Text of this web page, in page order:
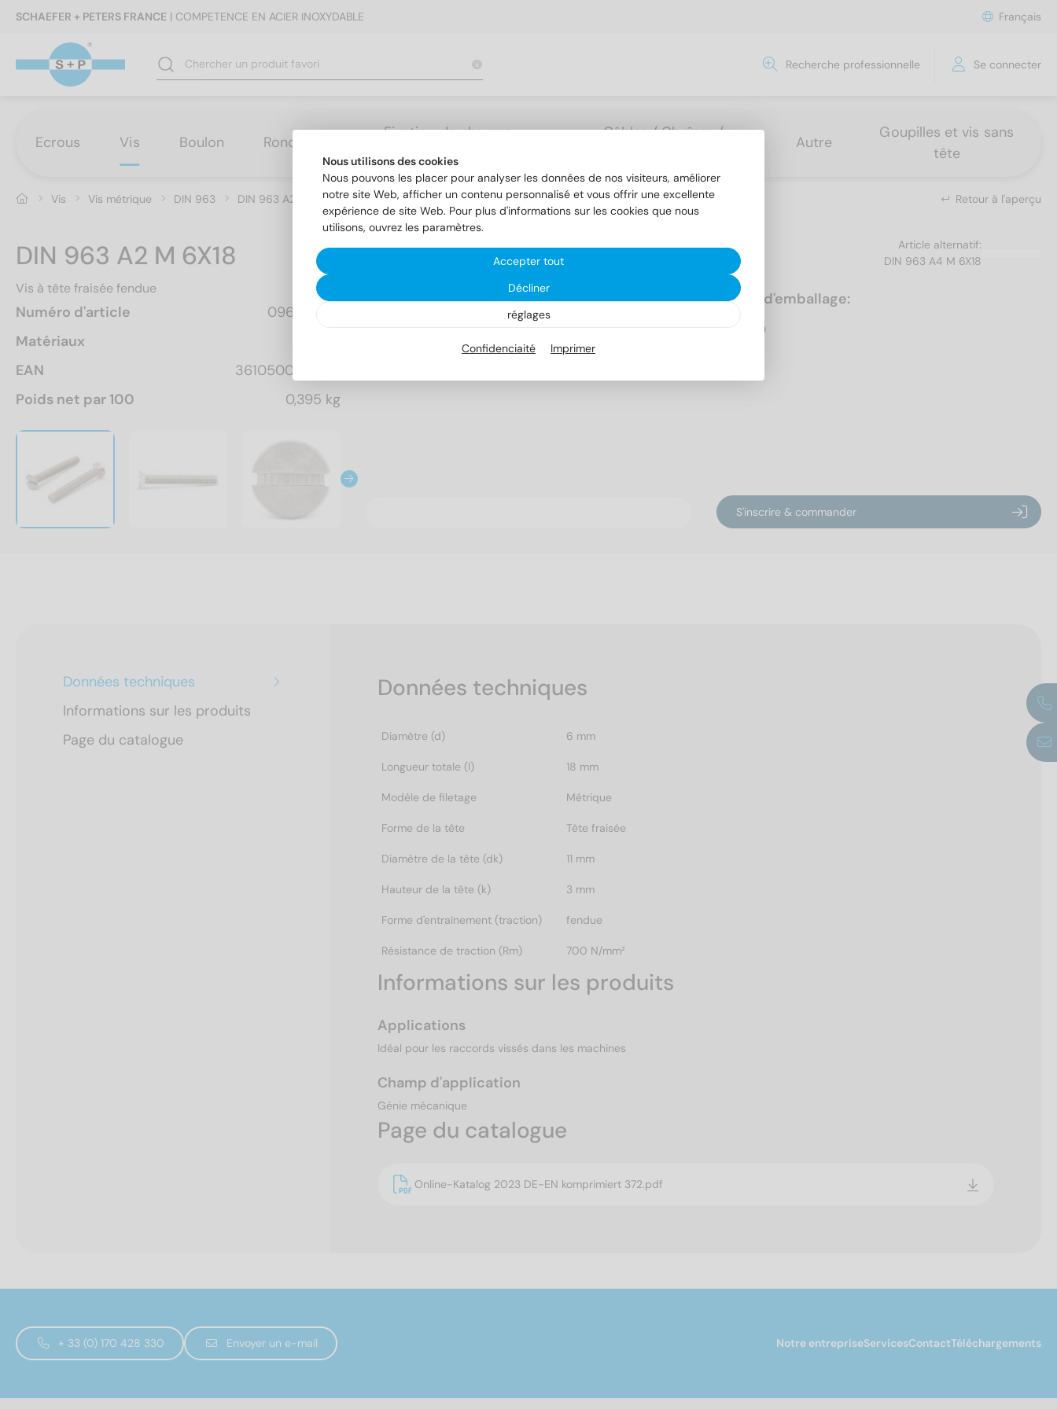
SCHAEFER + PETERS FRANCE | COMPETENCE EN ACIER INOXYDABLE Français
Recherche professionnelle Se connecter
Ecrous Vis Boulon Rondelles
Fixation de charges
lourdes
Câbles / Chaînes /
Autre
Goupilles et vis sans
tête
Vis Vis métrique DIN 963 DIN 963 A2 M 6X18 Retour à l'aperçu
DIN 963 A2 M 6X18
Vis à tête fraisée fendue
Numéro d'article
096326  18
Matériaux
EAN
3610500162299
Poids net par 100
0,395 kg
Article alternatif:
DIN 963 A4 M 6X18
Unités d'emballage:
500
S'inscrire & commander
Données techniques
Informations sur les produits
Page du catalogue
Données techniques
Diamètre (d) 6 mm
Longueur totale (l) 18 mm
Modèle de filetage Métrique
Forme de la tête Tête fraisée
Diamètre de la tête (dk) 11 mm
Hauteur de la tête (k) 3 mm
Forme d'entraînement (traction) fendue
Résistance de traction (Rm) 700 N/mm²
Informations sur les produits
Applications
Idéal pour les raccords vissés dans les machines
Champ d'application
Génie mécanique
Page du catalogue
Online-Katalog 2023 DE-EN komprimiert 372.pdf
+ 33 (0) 170 428 330 Envoyer un e-mail Notre entrepriseServicesContactTéléchargements
Nous utilisons des cookies
Nous pouvons les placer pour analyser les données de nos visiteurs, améliorer
notre site Web, afficher un contenu personnalisé et vous offrir une excellente
expérience de site Web. Pour plus d'informations sur les cookies que nous
utilisons, ouvrez les paramètres.
Accepter tout
Décliner
réglages
Confidenciaité Imprimer